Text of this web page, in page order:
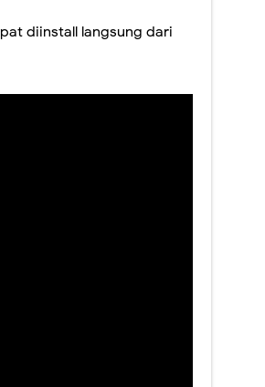
diinstall langsung dari